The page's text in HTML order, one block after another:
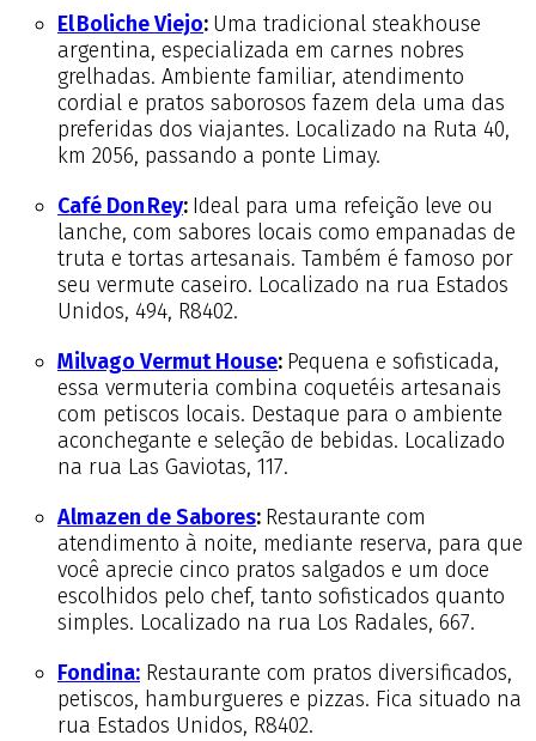
El Boliche Viejo: Uma tradicional steakhouse
argentina, especializada em carnes nobres
grelhadas. Ambiente familiar, atendimento
cordial e pratos saborosos fazem dela uma das
preferidas dos viajantes. Localizado na Ruta 40,
km 2056, passando a ponte Limay.
Café Don Rey: Ideal para uma refeição leve ou
lanche, com sabores locais como empanadas de
truta e tortas artesanais. Também é famoso por
seu vermute caseiro. Localizado na rua Estados
Unidos, 494, R8402.
Milvago Vermut House: Pequena e sofisticada,
essa vermuteria combina coquetéis artesanais
com petiscos locais. Destaque para o ambiente
aconchegante e seleção de bebidas. Localizado
na rua Las Gaviotas, 117.
Almazen de Sabores: Restaurante com
atendimento à noite, mediante reserva, para que
você aprecie cinco pratos salgados e um doce
escolhidos pelo chef, tanto sofisticados quanto
simples. Localizado na rua Los Radales, 667.
Fondina: Restaurante com pratos diversificados,
petiscos, hamburgueres e pizzas. Fica situado na
rua Estados Unidos, R8402.